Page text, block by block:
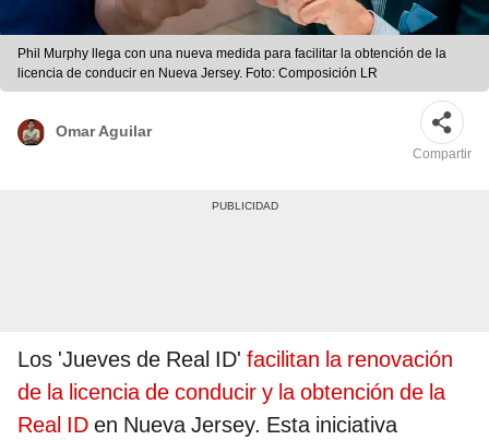
Phil Murphy llega con una nueva medida para facilitar la obtención de la
licencia de conducir en Nueva Jersey. Foto: Composición LR
Omar Aguilar
Compartir
Los 'Jueves de Real ID' facilitan la renovación
de la licencia de conducir y la obtención de la
Real ID en Nueva Jersey. Esta iniciativa